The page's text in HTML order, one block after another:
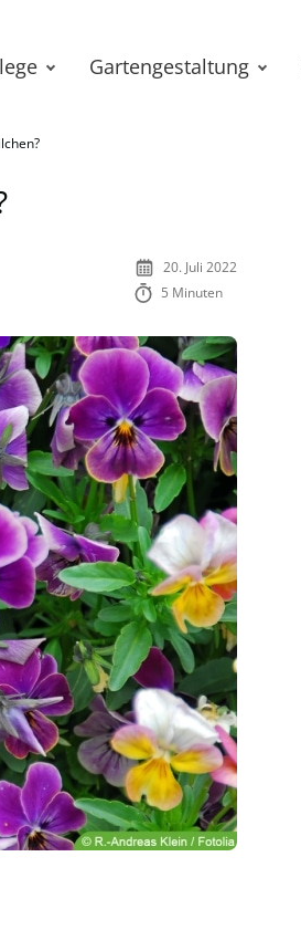
Gartengestaltung
20. Juli 2022
5 Minuten